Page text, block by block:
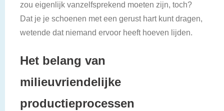
zou eigenlijk vanzelfsprekend moeten zijn, toch?
Dat je je schoenen met een gerust hart kunt dragen,
wetende dat niemand ervoor heeft hoeven lijden.
Het belang van
milieuvriendelijke
productieprocessen